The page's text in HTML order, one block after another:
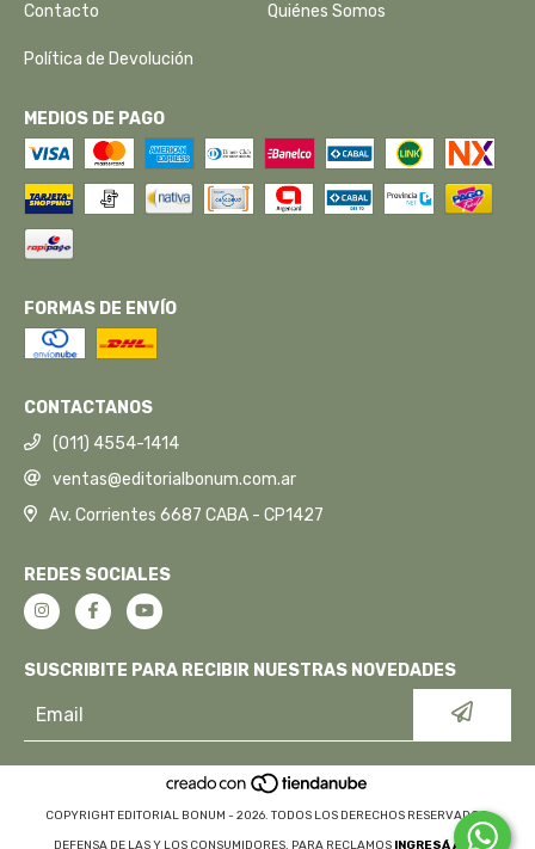
Contacto Quiénes Somos
Política de Devolución
MEDIOS DE PAGO
FORMAS DE ENVÍO
CONTACTANOS
(011) 4554-1414
ventas@editorialbonum.com.ar
Av. Corrientes 6687 CABA - CP1427
REDES SOCIALES
SUSCRIBITE PARA RECIBIR NUESTRAS NOVEDADES
COPYRIGHT EDITORIAL BONUM - 2026. TODOS LOS DERECHOS RESERVADOS.
DEFENSA DE LAS Y LOS CONSUMIDORES. PARA RECLAMOS INGRESÁ ACÁ.